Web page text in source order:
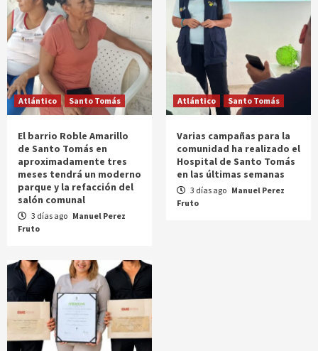
Atlántico Santo Tomás
El barrio Roble Amarillo
de Santo Tomás en
aproximadamente tres
meses tendrá un moderno
parque y la refacción del
salón comunal
3 días ago Manuel Perez
Fruto
Atlántico Santo Tomás
Varias campañas para la
comunidad ha realizado el
Hospital de Santo Tomás
en las últimas semanas
3 días ago Manuel Perez
Fruto